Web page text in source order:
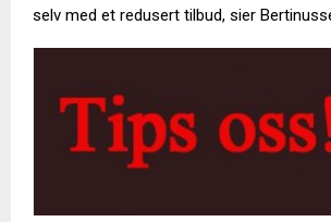
selv med et redusert tilbud, sier